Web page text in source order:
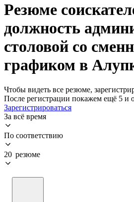
Резюме
должность
столовой со
графиком в
Чтобы видеть все резюме,
После регистрации покажем ещё 5 и
Зарегистрироваться
За всё время
По соответствию
20 резюме